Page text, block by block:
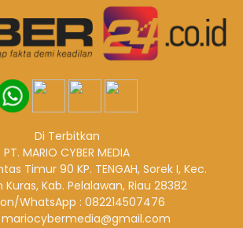
Di Terbitkan
PT. MARIO CYBER MEDIA
Timur 90 KP. TENGAH, Sorek I, Kec.
Kuras, Kab. Pelalawan, Riau 28382
WhatsApp : 082214507476
mariocybermedia@gmail.com